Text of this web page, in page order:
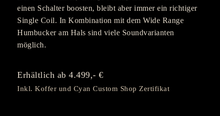
einen Schalter boosten, bleibt aber immer ein richtiger
Single Coil. In Kombination mit dem Wide Range
Humbucker am Hals sind viele Soundvarianten
möglich.
Erhältlich ab 4.499,- €
Inkl. Koffer und Cyan Custom Shop Zertifikat